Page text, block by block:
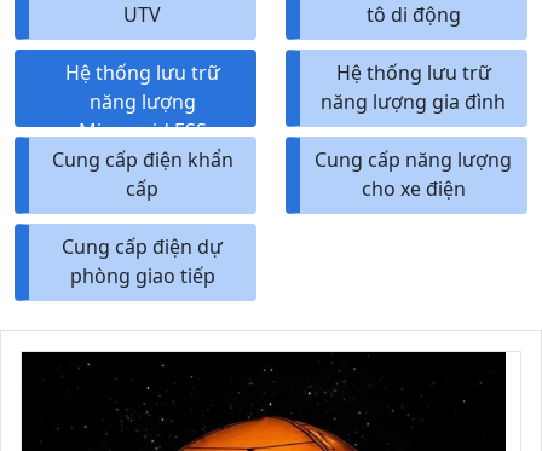
UTV
tô di động
Hệ thống lưu trữ
năng lượng
Microgrid ESS
Hệ thống lưu trữ
năng lượng gia đình
Cung cấp điện khẩn
cấp
Cung cấp năng lượng
cho xe điện
Cung cấp điện dự
phòng giao tiếp